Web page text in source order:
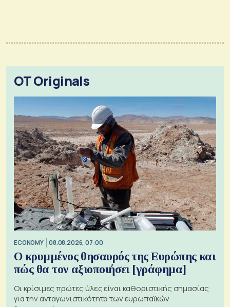
OT Originals
ECONOMY 08.08.2026, 07:00
Ο κρυμμένος θησαυρός της Ευρώπης και
πώς θα τον αξιοποιήσει [γράφημα]
Οι κρίσιμες πρώτες ύλες είναι καθοριστικής σημασίας
για την ανταγωνιστικότητα των ευρωπαϊκών